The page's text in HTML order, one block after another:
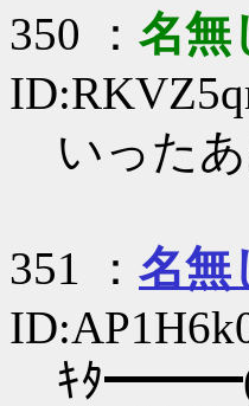
350 ： 名無
いった
351 ： 名無
ｷﾀ